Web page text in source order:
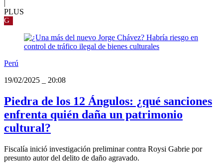
PLUS
G
Perú
19/02/2025
20:08
Piedra de los 12 Ángulos: ¿qué sanciones
enfrenta quién daña un patrimonio
cultural?
Fiscalía inició investigación preliminar contra Roysi Gabrie por
presunto autor del delito de daño agravado.